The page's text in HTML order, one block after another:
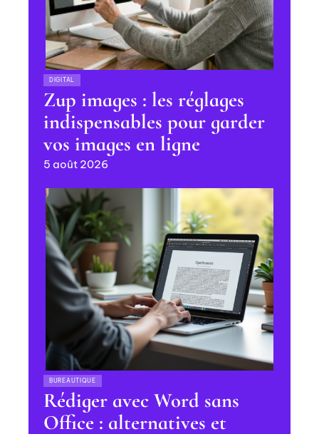
DIGITAL
Zup images : les réglages
indispensables pour garder
vos images en ligne
5 août 2026
BUREAUTIQUE
Rédiger avec Word sans
Office : alternatives et